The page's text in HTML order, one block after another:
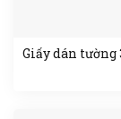
Giấy dán tường